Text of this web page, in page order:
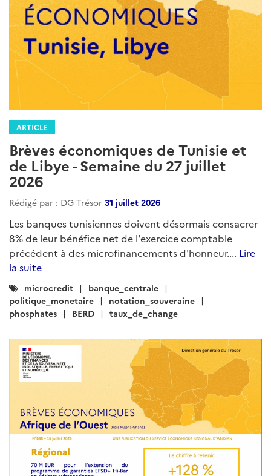
ARTICLE
Brèves économiques de Tunisie et
de Libye - Semaine du 27 juillet
2026
Rédigé par : DG Trésor 31 juillet 2026
Les banques tunisiennes doivent désormais consacrer
8% de leur bénéfice net de l'exercice comptable
précédent à des microfinancements d'honneur.... Lire
la suite
Catégories
:
microcredit
banque_centrale
politique_monetaire
notation_souveraine
phosphates
BERD taux_de_change